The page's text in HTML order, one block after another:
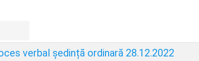
verbal ședință ordinară 28.12.2022